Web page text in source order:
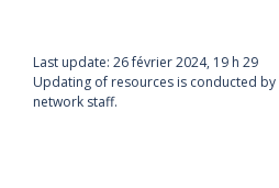
Last update: 26 février 2024, 19 h 29
Updating of resources is conducted
network staff.